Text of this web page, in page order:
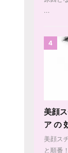
...
4
美顔
ア の
美顔ス
と順番